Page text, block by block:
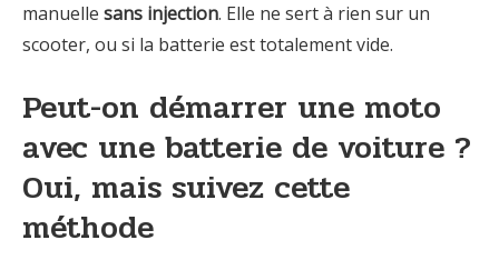
manuelle sans injection. Elle ne sert à rien sur un
scooter, ou si la batterie est totalement vide.
Peut-on démarrer une moto
avec une batterie de voiture ?
Oui, mais suivez cette
méthode